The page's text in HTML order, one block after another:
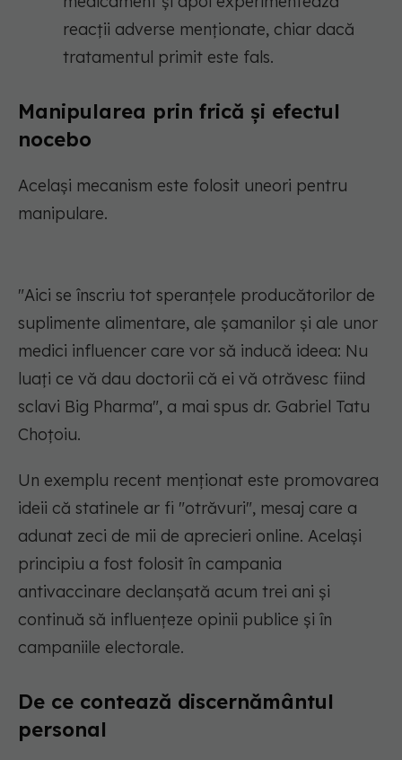
reacții adverse menționate, chiar dacă
tratamentul primit este fals.
Manipularea prin frică și efectul
nocebo
Același mecanism este folosit uneori pentru
manipulare.
"Aici se înscriu tot speranțele producătorilor de
suplimente alimentare, ale șamanilor și ale unor
medici influencer care vor să inducă ideea: Nu
luați ce vă dau doctorii că ei vă otrăvesc fiind
sclavi Big Pharma", a mai spus dr. Gabriel Tatu
Choțoiu.
Un exemplu recent menționat este promovarea
ideii că statinele ar fi "otrăvuri", mesaj care a
adunat zeci de mii de aprecieri online. Același
principiu a fost folosit în campania
antivaccinare declanșată acum trei ani și
continuă să influențeze opinii publice și în
campaniile electorale.
De ce contează discernământul
personal